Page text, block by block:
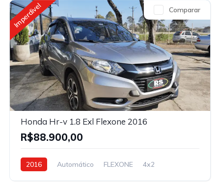
Imperdivel Comparar
Honda Hr-v 1.8 Exl Flexone 2016
R$88.900,00
2016 Automático FLEXONE 4x2